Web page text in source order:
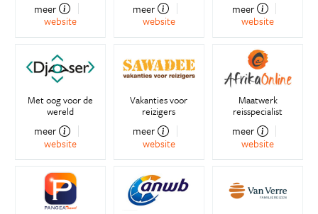
meer
website
meer
website
meer
website
Met oog voor de
wereld
meer
website
Vakanties voor
reizigers
meer
website
Maatwerk
reisspecialist
meer
website